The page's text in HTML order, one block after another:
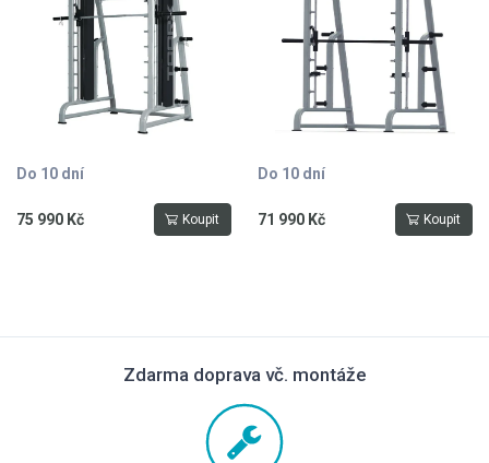
vedené osy, integrované
protizávaží vyvažující váhu osy, 6
odkládacích trnů na kotouče s
vrtáním 50 mm, max. nosnost 200
kg, hmotnost 288 kg, stříbrná
Do 10 dní
75 990 Kč Koupit
vedené osy, 6 odkládacích trnů na
kotouče s vrtáním 50 mm, max.
nosnost 200 kg, stříbrná
Do 10 dní
71 990 Kč Koupit
Zdarma doprava vč. montáže